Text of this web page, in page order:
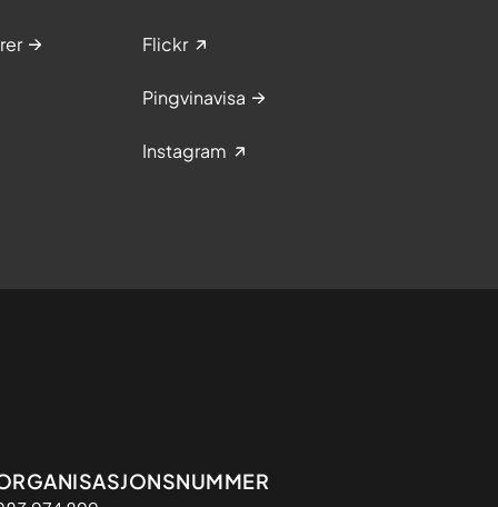
Flickr
Pingvinavisa
Instagram